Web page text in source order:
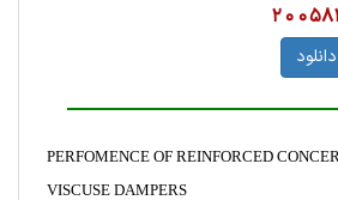
PERFOMENCE OF REINFORCED
VISCUSE DAMPERS